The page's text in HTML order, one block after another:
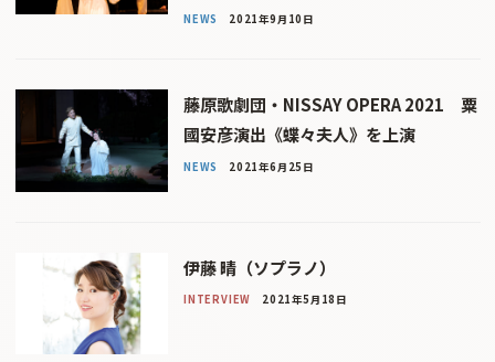
NEWS 2021年9月10日
藤原歌劇団・NISSAY OPERA 2021 粟
國安彦演出《蝶々夫人》を上演
NEWS 2021年6月25日
伊藤 晴（ソプラノ）
INTERVIEW 2021年5月18日